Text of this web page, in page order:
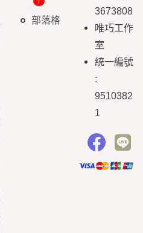
部落格
3673808
唯巧工作
室
統一編號
:
9510382
1